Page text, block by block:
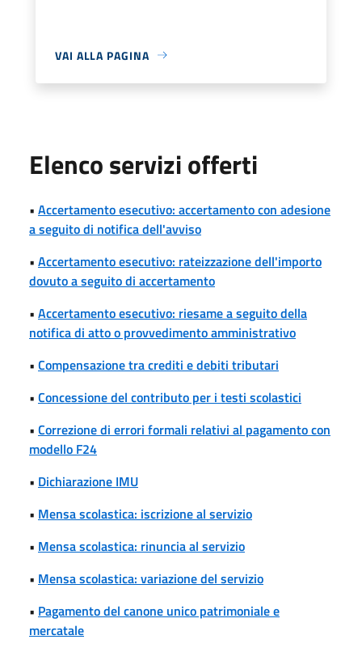
VAI ALLA PAGINA
Elenco servizi offerti
• Accertamento esecutivo: accertamento con adesione
a seguito di notifica dell'avviso
• Accertamento esecutivo: rateizzazione dell'importo
dovuto a seguito di accertamento
• Accertamento esecutivo: riesame a seguito della
notifica di atto o provvedimento amministrativo
• Compensazione tra crediti e debiti tributari
• Concessione del contributo per i testi scolastici
• Correzione di errori formali relativi al pagamento con
modello F24
• Dichiarazione IMU
• Mensa scolastica: iscrizione al servizio
• Mensa scolastica: rinuncia al servizio
• Mensa scolastica: variazione del servizio
• Pagamento del canone unico patrimoniale e
mercatale